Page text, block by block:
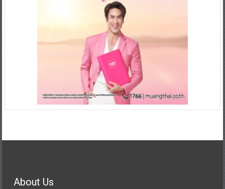
About Us